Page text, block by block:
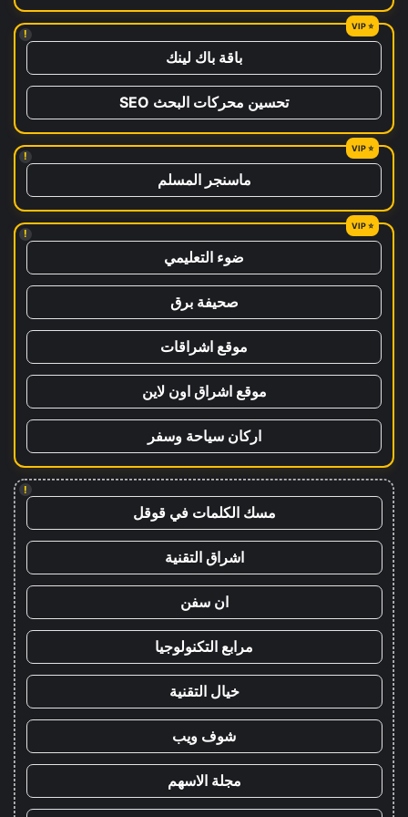
!
باقة باك لينك
تحسين محركات البحث SEO
!
ماسنجر المسلم
!
ضوء التعليمي
صحيفة برق
موقع اشراقات
موقع اشراق اون لاين
اركان سياحة وسفر
!
مسك الكلمات في قوقل
اشراق التقنية
ان سفن
مرابع التكنولوجيا
خيال التقنية
شوف ويب
مجلة الاسهم